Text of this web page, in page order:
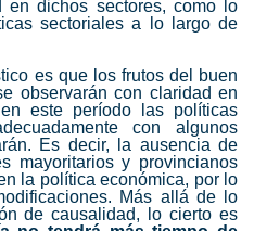
dichos sectores, como lo
sectoriales a lo largo de
es que los frutos del buen
observarán con claridad en
este período las políticas
con algunos
Es decir, la ausencia de
mayoritarios y provincianos
la política económica, por lo
Más allá de lo
de causalidad, lo cierto es